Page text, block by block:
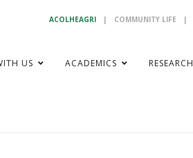
ACOLHEAGRI | COMMUNITY LIFE |
US ACADEMICS RESEARCH